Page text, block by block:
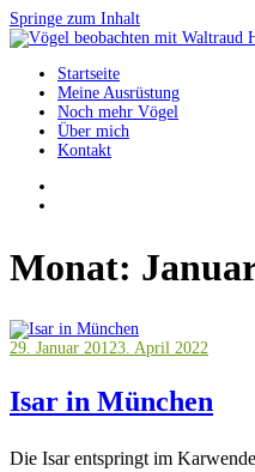
Springe zum Inhalt
Vögel beobachten mit
Startseite
Meine Ausrüstung
Noch mehr Vögel
Über mich
Kontakt
Monat:
29. Januar 20123. April 2022
Isar in München
Die Isar entspringt im